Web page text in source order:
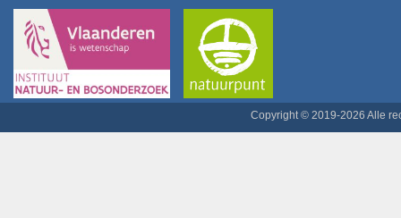
Copyright © 2019-2026 Alle